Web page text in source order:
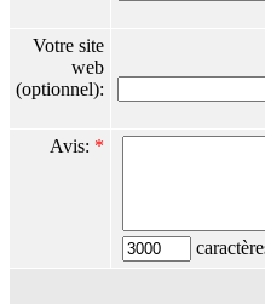
Votre site
web
(optionnel):
Avis: *